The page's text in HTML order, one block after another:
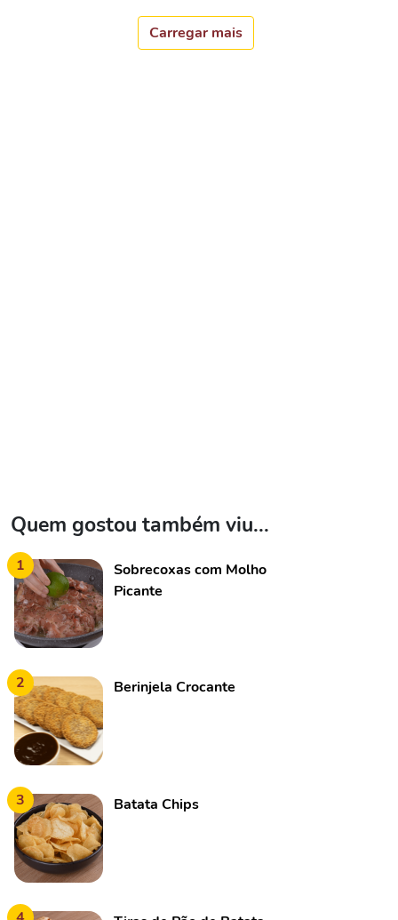
Carregar mais
Quem gostou também viu...
1
Sobrecoxas com Molho
Picante
2 Berinjela Crocante
3 Batata Chips